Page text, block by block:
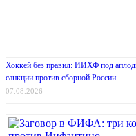
Хоккей без правил: ИИХФ под
санкции против сборной России
07.08.2026